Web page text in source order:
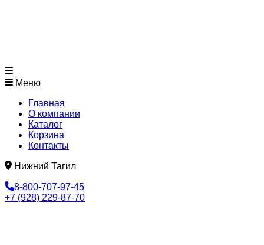
Меню
Главная
О компании
Каталог
Корзина
Контакты
Нижний Тагил
8-800-707-97-45
+7 (928) 229-87-70